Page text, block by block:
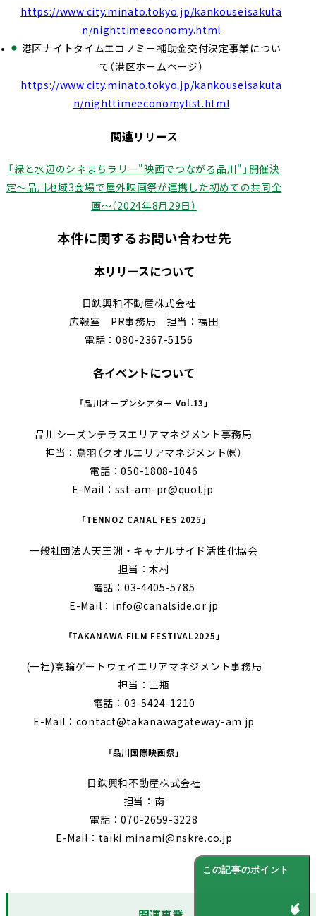
https://www.city.minato.tokyo.jp/kankouseisakuta
n/nighttimeeconomy.html
港区ナイトタイムエコノミー補助⾦交付決定事業につい
て（港区ホームページ）
https://www.city.minato.tokyo.jp/kankouseisakuta
n/nighttimeeconomylist.html
関連リリース
「緑と水辺のシネまちラリー"映画でつながる品川"」開催決
定～品川地域3会場で屋外映画祭が連携した初めての共同企
画～（2024年8月29日）
本件に関するお問い合わせ先
本リリースについて
日鉄興和不動産株式会社
広報室 PR事務局 担当：福田
電話：080-2367-5156
各イベントについて
「品川オープンシアター Vol.13」
品川シーズンテラスエリアマネジメント事務局
担当：鳥羽（クオルエリアマネジメント㈱）
電話：050-1808-1046
E-Mail：sst-am-pr@quol.jp
「TENNOZ CANAL FES 2025」
一般社団法人天王洲・キャナルサイド活性化協会
担当：木村
電話：03-4405-5785
E-Mail：info@canalside.or.jp
「TAKANAWA FILM FESTIVAL2025」
(一社)高輪ゲートウェイエリアマネジメント事務局
担当：三瓶
電話：03-5424-1210
E-Mail：contact@takanawagateway-am.jp
「品川国際映画祭」
日鉄興和不動産株式会社
担当：南
電話：070-2659-3228
E-Mail：taiki.minami@nskre.co.jp
この記事のポイント